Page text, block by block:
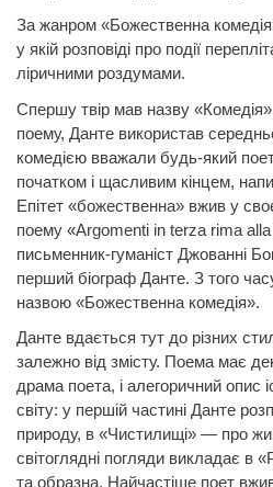
За жанром «Божественна
у якій розповіді про події
ліричними роздумами.
Спершу твір мав назву
поему, Данте використав
комедією вважали будь-який
початком і щасливим кінцем,
Епітет «божественна» вжив у
поему «Argomenti in terza rima alla
письменник-гуманіст Джованні
перший біограф Данте. З того
назвою «Божественна комедія».
Данте вдається тут до різних
залежно від змісту. Поема має
драма поета, і алегоричний опис
світу: у першій частині Данте
природу, в «Чистилищі» — про
світоглядні погляди викладає в
та образна. Найчастіше поет